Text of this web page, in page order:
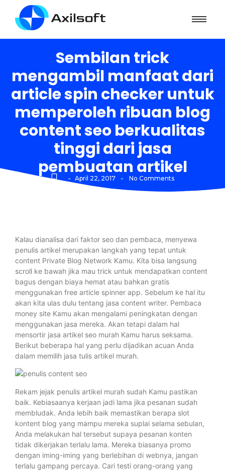
Sembilan trick
mengambil manfaat dari
article spin checker untuk
memperoleh ribuan blog
content seo berkualitas
tinggi dari jasa
pembuatan artikel
- April 22, 2017 - No Comments
Kalau dianalisa dari faktor seo dan pembaca, menyewa
penulis artikel merupakan langkah yang tepat untuk
content Private Blog Network Kamu. Kita bisa langsung
scroll ke bawah jika mau trick untuk mendapatkan content
bagus dengan biaya hemat atau bahkan gratis
menggunakan free article spinner app. Sebelum ke hal itu
akan kita ulas dulu tentang jasa content writer. Pembaca
money site Kamu akan mengalami peningkatan dengan
menggunakan jasa mereka. Akan tetapi dalam hal
mensortir jasa artikel seo murah Kamu harus seksama.
Berikut beberapa hal yang perlu dijadikan acuan Anda
dalam memilih jasa tulis artikel murah.
Rekam jejak penulis artikel murah sudah Kamu pastikan
baik. Kebiasaanya kerjaan jadi lama jika pesanan sudah
membludak. Anda lebih baik memastikan berapa slot
kontent blog yang mampu mereka suplai selama sebulan,
Anda melakukan hal tersebut supaya pesanan konten
tidak dikerjakan terlalu lama. Mereka biasanya promo
dengan iming-iming yang berlebihan di webnya, jangan
terlalu gampang percaya. Cari testi orang-orang yang